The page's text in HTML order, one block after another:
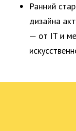
Ранний
дизайна
— от IT и